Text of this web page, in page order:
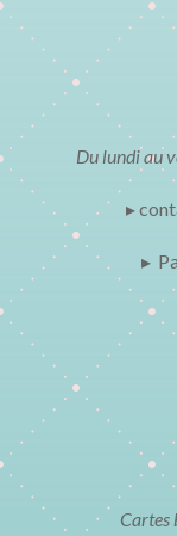
Du lundi au
▸
▸
Cartes